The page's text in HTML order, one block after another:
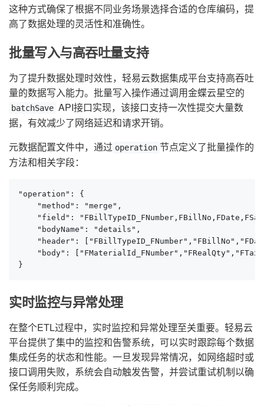
这种方式确保了根据不同业务场景选择合适的仓库编码，提
高了数据处理的灵活性和准确性。
批量写入与高吞吐量支持
为了提升数据处理时效性，轻易云数据集成平台支持高吞吐
量的数据写入能力。批量写入操作通过调用金蝶云星空的
batchSave API接口实现，该接口支持一次性提交大量数
据，有效减少了网络延迟和请求开销。
元数据配置文件中，通过 operation 节点定义了批量操作的
方法和相关字段：
"operation": {
    "method": "merge",
"field":
    "bodyName": "details",
"header":
"body":
}
实时监控与异常处理
在整个ETL过程中，实时监控和异常处理至关重要。轻易云
平台提供了集中的监控和告警系统，可以实时跟踪每个数据
集成任务的状态和性能。一旦发现异常情况，如网络超时或
接口调用失败，系统会自动触发告警，并尝试重试机制以确
保任务顺利完成。